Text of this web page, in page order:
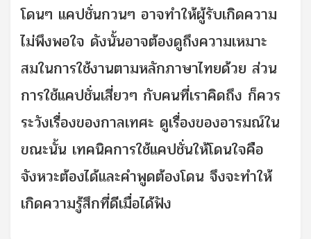
โดนๆ แคปชั่นกวนๆ อาจทำให้ผู้รับเกิดความ
ไม่พึงพอใจ ดังนั้นอาจต้องดูถึงความเหมาะ
สมในการใช้งานตามหลักภาษาไทยด้วย ส่วน
การใช้แคปชั่นเสี่ยวๆ กับคนที่เราคิดถึง ก็ควร
ระวังเรื่องของกาลเทศะ ดูเรื่องของอารมณ์ใน
ขณะนั้น เทคนิคการใช้แคปชั่นให้โดนใจคือ
จังหวะต้องได้และคำพูดต้องโดน จึงจะทำให้
เกิดความรู้สึกที่ดีเมื่อได้ฟัง